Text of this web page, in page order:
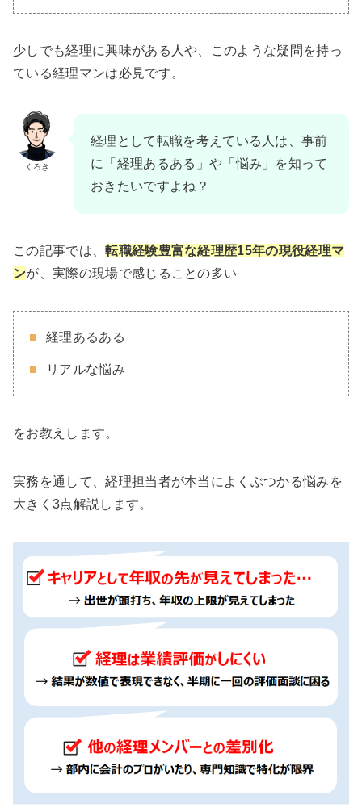
少しでも経理に興味がある人や、このような疑問を持っ
ている経理マンは必見です。
くろき
経理として転職を考えている人は、事前
に「経理あるある」や「悩み」を知って
おきたいですよね？
この記事では、転職経験豊富な経理歴15年の現役経理マ
ンが、実際の現場で感じることの多い
経理あるある
リアルな悩み
をお教えします。
実務を通して、経理担当者が本当によくぶつかる悩みを
大きく3点解説します。